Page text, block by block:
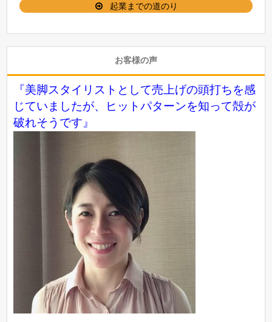
起業までの道のり
お客様の声
『美脚スタイリストとして売上げの頭打ちを感
じていましたが、ヒットパターンを知って殻が
破れそうです』